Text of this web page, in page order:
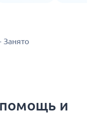
Занято
помощь и